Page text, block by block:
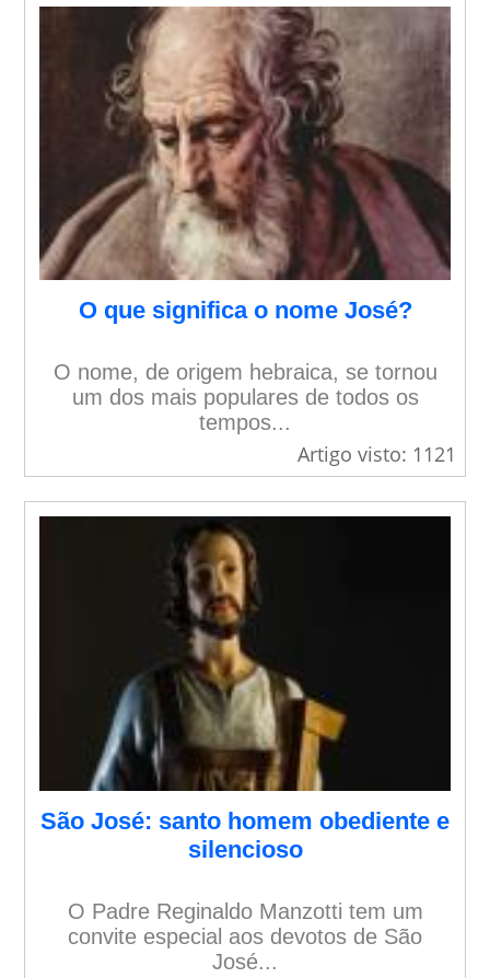
O que significa o nome José?
O nome, de origem hebraica, se tornou
um dos mais populares de todos os
tempos...
Artigo visto: 1121
São José: santo homem obediente e
silencioso
O Padre Reginaldo Manzotti tem um
convite especial aos devotos de São
José...